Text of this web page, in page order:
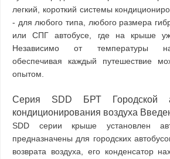
легкий, короткий системы
- для любого типа, любого размера
или СПГ автобусе, где на крыше
Независимо от температуры
обеспечивая каждый путешествие
опытом.
Серия SDD БРТ Городской
кондиционирования воздуха
SDD серии крыше установлен
предназначены для городских
возврата воздуха, его конденсатор